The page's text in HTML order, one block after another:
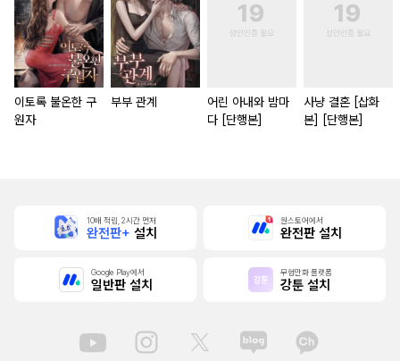
이토록 불온한 구
원자
부부 관계
어린 아내와 밤마
다 [단행본]
사냥 결혼 [삽화
본] [단행본]
10배 적립, 2시간 먼저
완전판+ 설치
원스토어에서
완전판 설치
Google Play에서
일반판 설치
무협만화 플랫폼
강툰 설치